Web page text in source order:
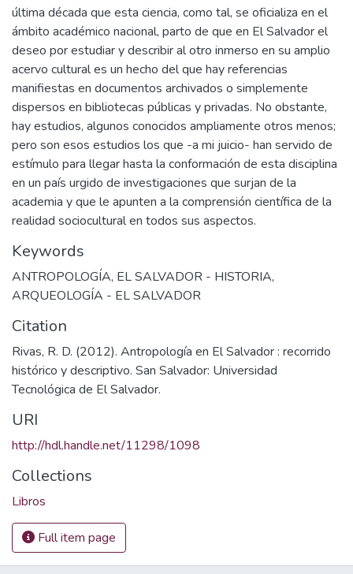
última década que esta ciencia, como tal, se oficializa en el
ámbito académico nacional, parto de que en El Salvador el
deseo por estudiar y describir al otro inmerso en su amplio
acervo cultural es un hecho del que hay referencias
manifiestas en documentos archivados o simplemente
dispersos en bibliotecas públicas y privadas. No obstante,
hay estudios, algunos conocidos ampliamente otros menos;
pero son esos estudios los que -a mi juicio- han servido de
estímulo para llegar hasta la conformación de esta disciplina
en un país urgido de investigaciones que surjan de la
academia y que le apunten a la comprensión científica de la
realidad sociocultural en todos sus aspectos.
Keywords
ANTROPOLOGÍA, EL SALVADOR - HISTORIA,
ARQUEOLOGÍA - EL SALVADOR
Citation
Rivas, R. D. (2012). Antropología en El Salvador : recorrido
histórico y descriptivo. San Salvador: Universidad
Tecnológica de El Salvador.
URI
http://hdl.handle.net/11298/1098
Collections
Libros
Full item page